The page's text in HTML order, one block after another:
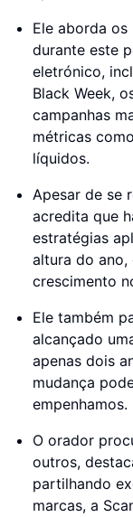
Ele aborda
durante este
eletrónico,
Black Week,
campanhas
métricas
líquidos.
Apesar de se
acredita que
estratégias
altura do ano,
crescimento
Ele também
alcançado
apenas dois
mudança
empenhamos.
O orador
outros,
partilhando
marcas, a